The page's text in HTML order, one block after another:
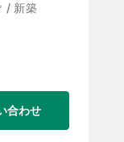
/ 新築
合わせ